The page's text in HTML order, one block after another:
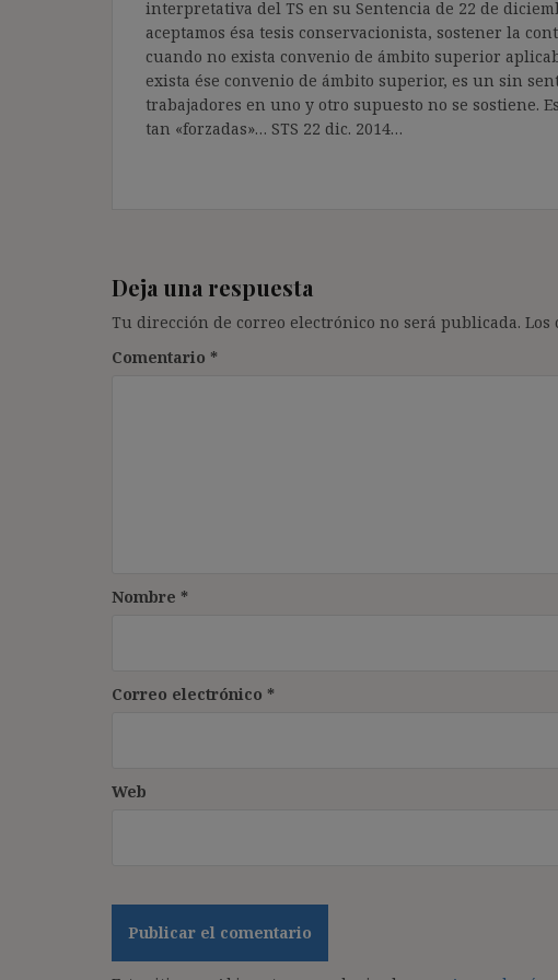
interpretativa del TS en su Sentencia de 22 de
aceptamos ésa tesis conservacionista, sostener la
cuando no exista convenio de ámbito superior
exista ése convenio de ámbito superior, es un sin
trabajadores en uno y otro supuesto no se sostiene.
tan «forzadas»… STS 22 dic. 2014…
Deja una respuesta
Tu dirección de correo electrónico no será publicada. Los
Comentario *
Nombre *
Correo electrónico *
Web